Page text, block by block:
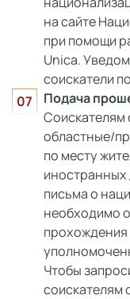
на сайте
при помощи
Unica.
соискатели
Подача
Соискателям
областные/
по месту
иностранных
письма о
необходимо
прохождения
Чтобы
соискателям